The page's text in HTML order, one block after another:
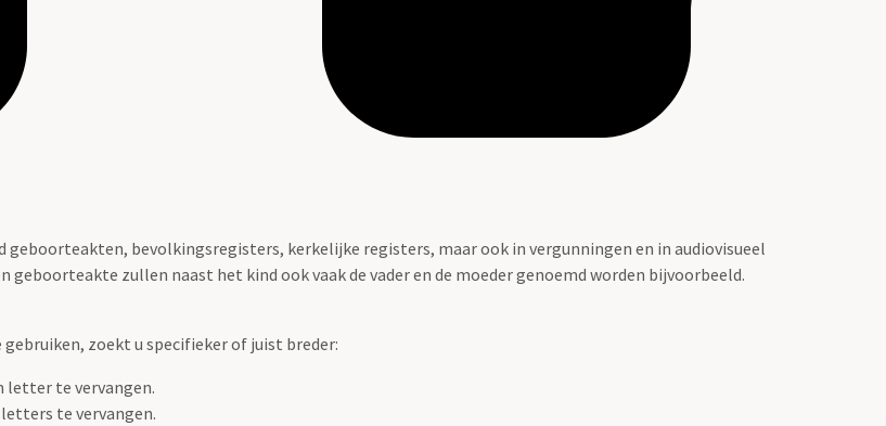
bevolkingsregisters, kerkelijke registers, maar ook in vergunningen en in audiovisueel
geboorteakte zullen naast het kind ook vaak de vader en de moeder genoemd worden bijvoorbeeld.
zoekt u specifieker of juist breder:
letter te vervangen.
te vervangen.